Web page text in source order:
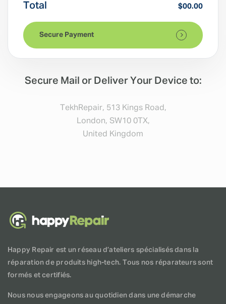
Total $00.00
Secure Payment
Secure Mail or Deliver Your Device to:
TekhRepair, 513 Kings Road,
London, SW10 0TX,
United Kingdom
Happy Repair est un réseau d’ateliers spécialisés dans la
réparation de produits high-tech. Tous nos réparateurs sont
formés et certifiés.
Nous nous engageons au quotidien dans une démarche